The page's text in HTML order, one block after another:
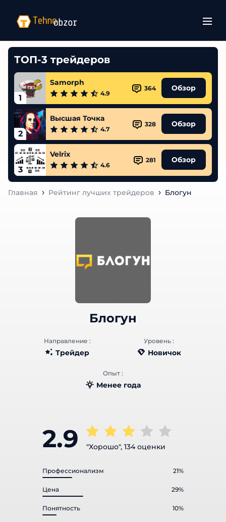
ТОП-3 трейдеров
1
Samorph
4.9
364 Обзор
2
Высшая Точка
4.7
328 Обзор
3
Velrix
4.6
281 Обзор
Главная Рейтинг лучших трейдеров Блогун
Блогун
Направление :
Трейдер
Уровень :
Новичок
Опыт :
Менее года
2.9 "Хорошо", 134 оценки
Профессионализм 21%
Цена 29%
Понятность 10%